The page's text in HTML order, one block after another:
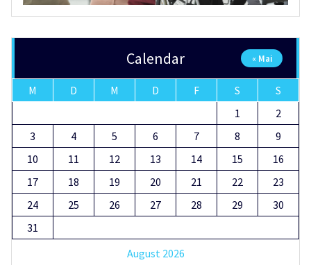
Calendar
August 2026
M D M D F S
S
1
2
3
4 5 6 7 8
9
10
11 12 13 14 15
16
17
18 19 20 21 22
23
24
25 26 27 28 29
30
31
« Mai